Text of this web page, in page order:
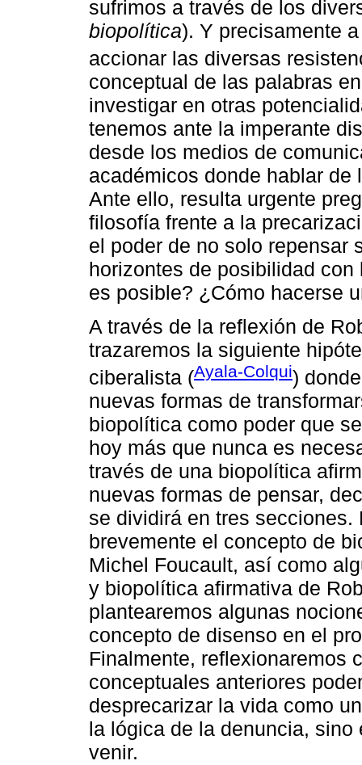
sufrimos a través de los
biopolítica). Y precisamente
accionar las diversas
conceptual de las palabras
investigar en otras
tenemos ante la imperante
desde los medios de
académicos donde hablar
Ante ello, resulta urgente
filosofía frente a la
el poder de no solo repensar
horizontes de posibilidad
es posible? ¿Cómo hacerse
A través de la reflexión de
trazaremos la siguiente
ciberalista (Ayala-Colqui)
nuevas formas de
biopolítica como poder que
hoy más que nunca es
través de una biopolítica
nuevas formas de pensar,
se dividirá en tres
brevemente el concepto de
Michel Foucault, así como
y biopolítica afirmativa de
plantearemos algunas
concepto de disenso en el
Finalmente, reflexionaremos
conceptuales anteriores
desprecarizar la vida como
la lógica de la denuncia,
venir.